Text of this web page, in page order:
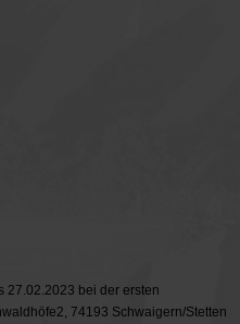
27.02.2023 bei der ersten
74193 Schwaigern/Stetten